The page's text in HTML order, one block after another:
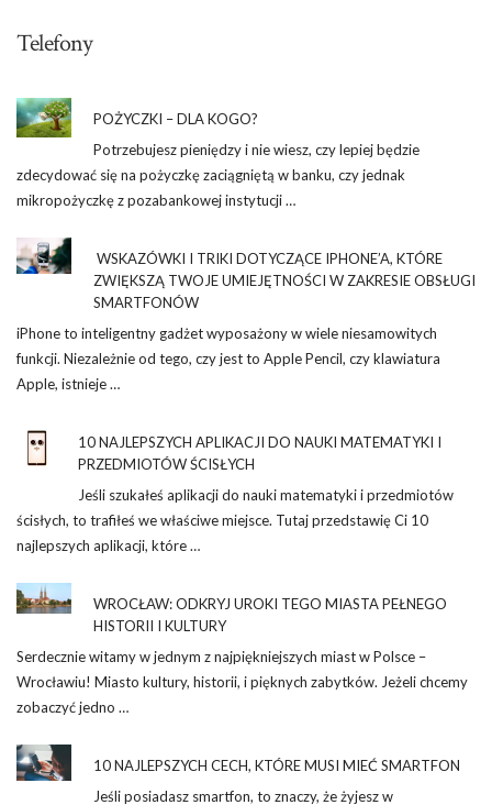
Telefony
POŻYCZKI – DLA KOGO?
Potrzebujesz pieniędzy i nie wiesz, czy lepiej będzie
zdecydować się na pożyczkę zaciągniętą w banku, czy jednak
mikropożyczkę z pozabankowej instytucji …
WSKAZÓWKI I TRIKI DOTYCZĄCE IPHONE’A, KTÓRE
ZWIĘKSZĄ TWOJE UMIEJĘTNOŚCI W ZAKRESIE OBSŁUGI
SMARTFONÓW
iPhone to inteligentny gadżet wyposażony w wiele niesamowitych
funkcji. Niezależnie od tego, czy jest to Apple Pencil, czy klawiatura
Apple, istnieje …
10 NAJLEPSZYCH APLIKACJI DO NAUKI MATEMATYKI I
PRZEDMIOTÓW ŚCISŁYCH
Jeśli szukałeś aplikacji do nauki matematyki i przedmiotów
ścisłych, to trafiłeś we właściwe miejsce. Tutaj przedstawię Ci 10
najlepszych aplikacji, które …
WROCŁAW: ODKRYJ UROKI TEGO MIASTA PEŁNEGO
HISTORII I KULTURY
Serdecznie witamy w jednym z najpiękniejszych miast w Polsce –
Wrocławiu! Miasto kultury, historii, i pięknych zabytków. Jeżeli chcemy
zobaczyć jedno …
10 NAJLEPSZYCH CECH, KTÓRE MUSI MIEĆ SMARTFON
Jeśli posiadasz smartfon, to znaczy, że żyjesz w